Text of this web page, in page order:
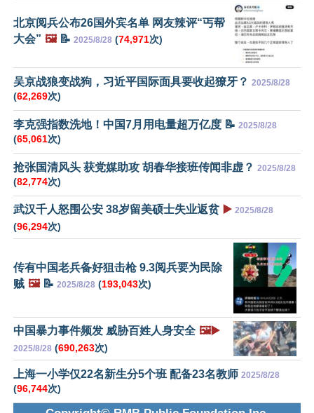
北京阅兵公布26国外宾名单 网友辣评“丐帮
大会” 🖼️📝 2025/8/28 (74,971次)
吴京战狼变战狗，习近平国际面具要收起獠牙？ 2025/8/28
(62,269次)
李克强指数洗地！中国7月用电量超万亿度 📝 2025/8/28
(65,061次)
抢张国清风头 获党媒助攻 胡春华接班传闻非虚？ 2025/8/28
(82,774次)
武汉千人怒围公安 38岁留美硕士失业返贫 ▶️ 2025/8/28
(96,294次)
传有中国老兵备好狙击枪 9.3阅兵要为民除
贼 🖼️📝 2025/8/28 (193,043次)
中国暴力事件频发 威胁百姓人身安全 🖼️▶️
2025/8/28 (690,263次)
上海一小学仅22名新生分5个班 配备23名教师 2025/8/28
(96,744次)